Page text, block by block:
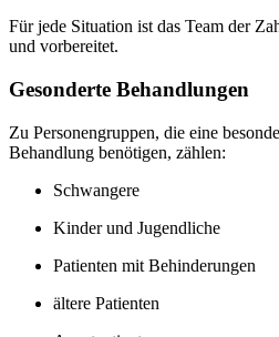
Für jede Situation ist das Team der
und vorbereitet.
Gesonderte Behandlungen
Zu Personengruppen, die eine
Behandlung benötigen, zählen:
Schwangere
Kinder und Jugendliche
Patienten mit Behinderungen
ältere Patienten